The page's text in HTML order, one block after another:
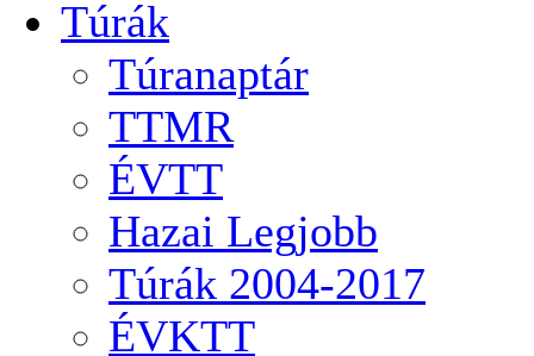
Túrák
Túranaptár
TTMR
ÉVTT
Hazai Legjobb
Túrák 2004-2017
ÉVKTT